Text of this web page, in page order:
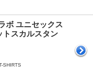
ボ ユニセックス
トスカルスタン
SHIRTS